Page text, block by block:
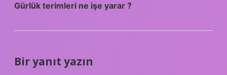
Gürlük terimleri ne işe yarar ?
Bir yanıt yazın